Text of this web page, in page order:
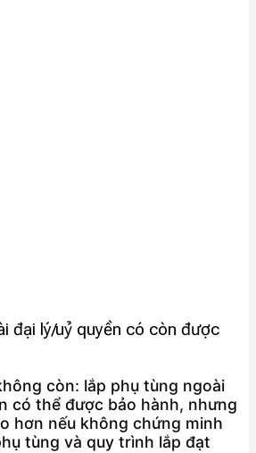
đại lý/uỷ quyền có còn được
còn: lắp phụ tùng ngoài
có thể được bảo hành, nhưng
hơn nếu không chứng minh
tùng và quy trình lắp đạt